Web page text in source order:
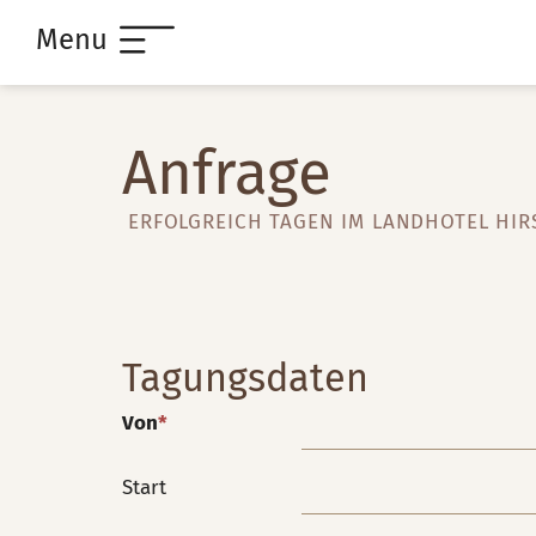
Menu
Anfrage
ERFOLGREICH TAGEN IM LANDHOTEL
Tagungsdaten
Von*
Start